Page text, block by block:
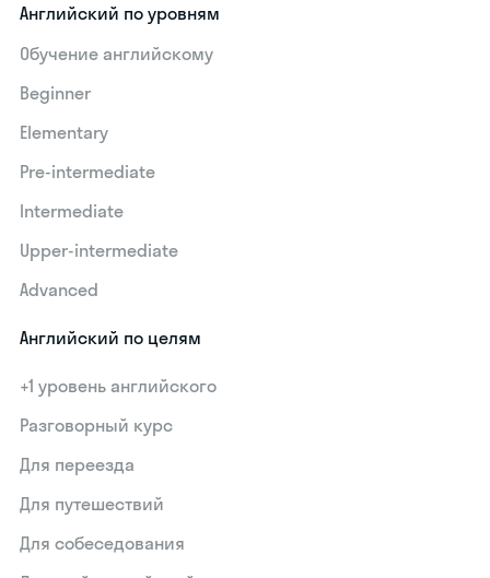
Английский по уровням
Обучение английскому
Beginner
Elementary
Pre-intermediate
Intermediate
Upper-intermediate
Advanced
Английский по целям
+1 уровень английского
Разговорный курс
Для переезда
Для путешествий
Для собеседования